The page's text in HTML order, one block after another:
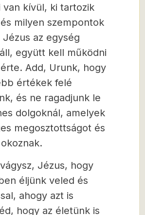
van kívül, ki tartozik
milyen szempontok
Jézus az egység
együtt kell működni
Add, Urunk, hogy
értékek felé
és ne ragadjunk le
dolgoknál, amelyek
megosztottságot és
Jézus, hogy
éljünk veled és
ahogy azt is
hogy az életünk is